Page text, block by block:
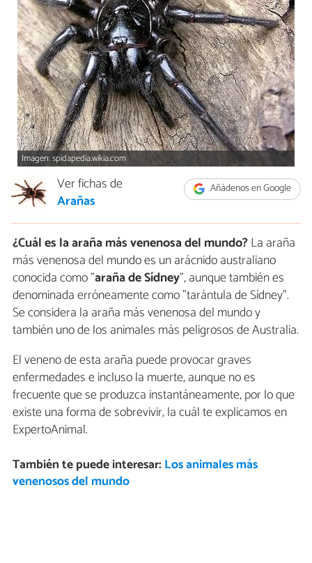
Imagen: spidapedia.wikia.com
Añádenos en Google
Ver fichas de
Arañas
¿Cuál es la araña más venenosa del mundo?La araña
más venenosa del mundo es un arácnido australiano
conocida como "araña de Sídney", aunque también es
denominada erróneamente como "tarántula de Sídney".
Se considera la araña más venenosa del mundo y
también uno de los animales más peligrosos de Australia.
El veneno de esta araña puede provocar graves
enfermedades e incluso la muerte, aunque no es
frecuente que se produzca instantáneamente, por lo que
existe una forma de sobrevivir, la cuál te explicamos en
ExpertoAnimal.
También te puede interesar: Los animales más
venenosos del mundo